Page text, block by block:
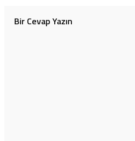
Bir Cevap Yazın